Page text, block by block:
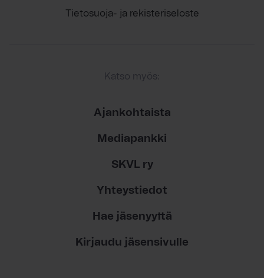
Tietosuoja- ja rekisteriseloste
Katso myös:
Ajankohtaista
Mediapankki
SKVL ry
Yhteystiedot
Hae jäsenyyttä
Kirjaudu jäsensivulle